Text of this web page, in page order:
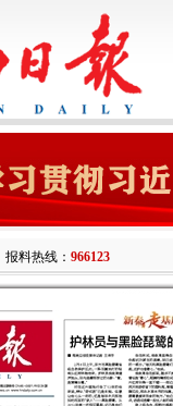
报料热线： 966123